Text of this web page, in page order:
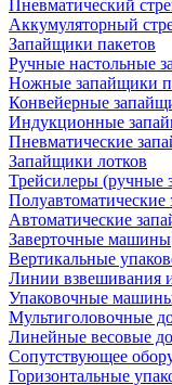
Пневматический
Аккумуляторный
Запайщики пакетов
Ручные настольные
Ножные запайщики
Конвейерные
Индукционные
Пневматические
Запайщики лотков
Трейсилеры (ручные
Полуавтоматические
Автоматические
Заверточные машины
Вертикальные
Линии взвешивания
Упаковочные
Мультиголовочные
Линейные весовые
Сопутствующее
Горизонтальные